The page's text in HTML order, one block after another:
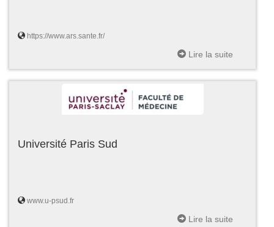
https://www.ars.sante.fr/
Lire la suite
Université Paris Sud
www.u-psud.fr
Lire la suite